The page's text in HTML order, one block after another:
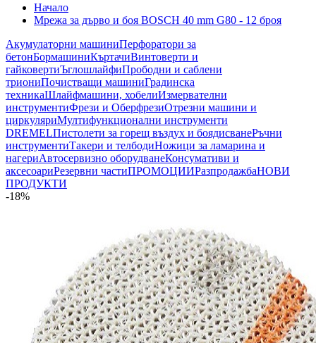
Начало
Мрежа за дърво и боя BOSCH 40 mm G80 - 12 броя
Акумулаторни машиниПерфоратори за
бетонБормашиниКъртачиВинтоверти и
гайковертиЪглошлайфиПрободни и саблени
триониПочистващи машиниГрадинска
техникаШлайфмашини, хобелиИзмервателни
инструментиФрези и ОберфрезиОтрезни машини и
циркуляриМултифункционални инструменти
DREMELПистолети за горещ въздух и боядисванеРъчни
инструментиТакери и телбодиНожици за ламарина и
нагериАвтосервизно оборудванеКонсумативи и
аксесоариРезервни частиПРОМОЦИИРазпродажбаНОВИ
ПРОДУКТИ
-18%